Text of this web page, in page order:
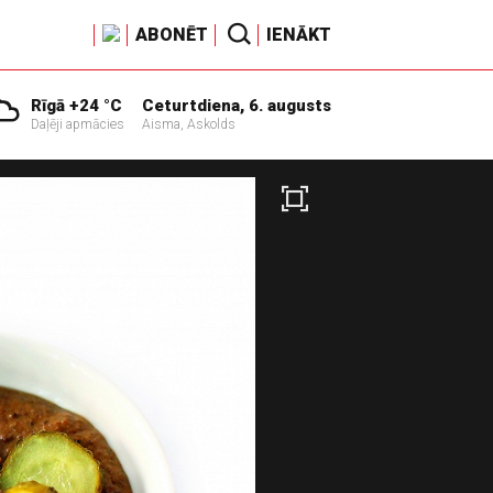
ABONĒT IENĀKT
Rīgā +24 °C
Daļēji apmācies
Ceturtdiena, 6. augusts
Aisma, Askolds